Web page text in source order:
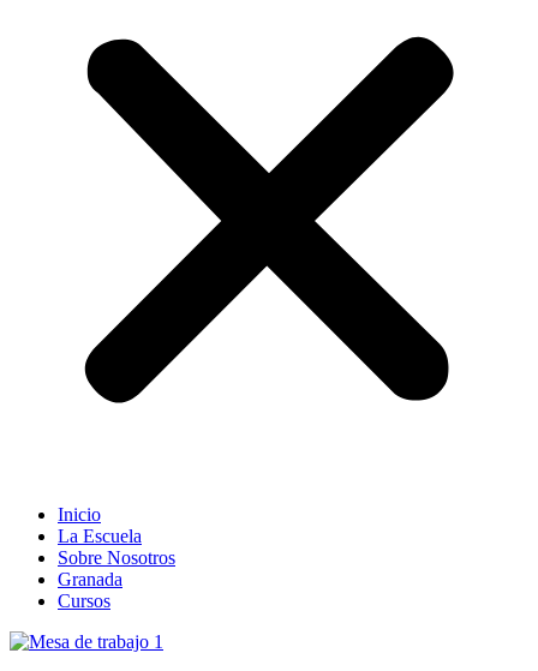
Inicio
La Escuela
Sobre Nosotros
Granada
Cursos